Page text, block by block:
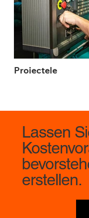
Proiectele
Lassen
erstellen.